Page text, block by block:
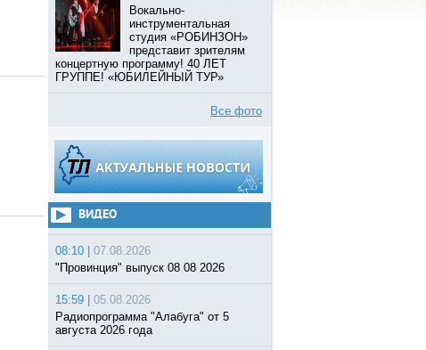
Вокально-
инструментальная
студия «РОБИНЗОН»
представит зрителям
концертную программу! 40 ЛЕТ
ГРУППЕ! «ЮБИЛЕЙНЫЙ ТУР»
Все фото
ВИДЕО
08:10 |
07.08.2026
"Провинция" выпуск 08 08 2026
15:59 |
05.08.2026
Радиопрограмма "Алабуга" от 5
августа 2026 года